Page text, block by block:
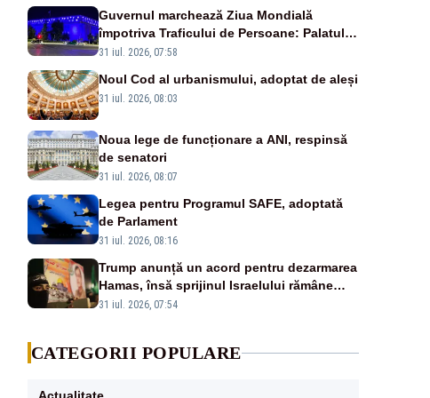
Guvernul marchează Ziua Mondială
împotriva Traficului de Persoane: Palatul
Victoria, iluminat în albastru
31 iul. 2026, 07:58
Noul Cod al urbanismului, adoptat de aleși
31 iul. 2026, 08:03
Noua lege de funcționare a ANI, respinsă
de senatori
31 iul. 2026, 08:07
Legea pentru Programul SAFE, adoptată
de Parlament
31 iul. 2026, 08:16
Trump anunță un acord pentru dezarmarea
Hamas, însă sprijinul Israelului rămâne
incert
31 iul. 2026, 07:54
CATEGORII POPULARE